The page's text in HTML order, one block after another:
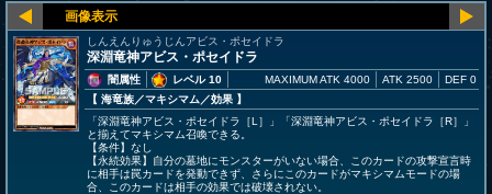
しんえんりゅうじんアビス・ポセイドラ
深淵竜神アビス・ポセイドラ
闇属性
レベル 10
【 海竜族／マキシマム／効果 】
MAXIMUM ATK 4000 ATK 2500 DEF 0
「深淵竜神アビス・ポセイドラ［L］」「深淵竜神アビス・ポセイドラ［R］」
と揃えてマキシマム召喚できる。
【条件】なし
【永続効果】自分の墓地にモンスターがいない場合、このカードの攻撃宣言時
に相手は罠カードを発動できず、さらにこのカードがマキシマムモードの場
合、このカードは相手の効果では破壊されない。